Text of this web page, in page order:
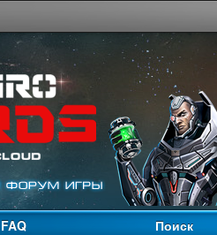
FAQ Поиск